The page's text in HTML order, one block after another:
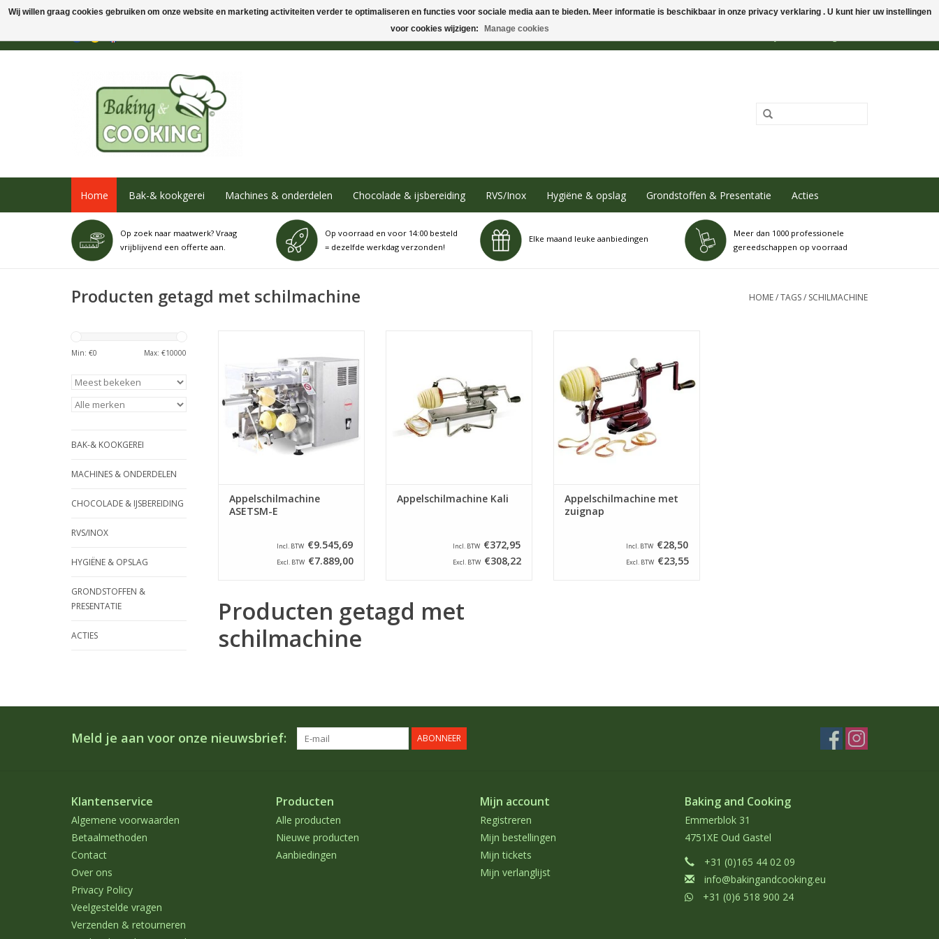
Home Bak-& kookgerei Machines & onderdelen Chocolade & ijsbereiding RVS/Inox Hygiëne & opslag Grondstoffen & Presentatie Acties
Op zoek naar maatwerk? Vraag
vrijblijvend een offerte aan.
Op voorraad en voor 14:00 besteld
= dezelfde werkdag verzonden!
Elke maand leuke aanbiedingen
Meer dan 1000 professionele
gereedschappen op voorraad
Producten getagd met schilmachine HOME/TAGS/ SCHILMACHINE
Min: €0 Max: €10000
BAK-& KOOKGEREI
MACHINES & ONDERDELEN
CHOCOLADE & IJSBEREIDING
RVS/INOX
HYGIËNE & OPSLAG
GRONDSTOFFEN &
PRESENTATIE
ACTIES
snijden van appels, tot wel 100 kg
per uur! Afhankelijk van het
gebruikte gereedschap kan men
de appels in parten, schijven of
blokjes snijden.
TOEVOEGEN AAN WINKELWAGEN
Appelschilmachine
ASETSM-E
Incl. BTW €9.545,69
Excl. BTW €7.889,00
(pommes spirales)
aardappelspiralen. Voorzien van
klembevestiging.
TOEVOEGEN AAN WINKELWAGEN
Appelschilmachine Kali
Incl. BTW €372,95
Excl. BTW €308,22
gelijktijdig dan wel afzonderlijk.
TOEVOEGEN AAN WINKELWAGEN
Appelschilmachine met
zuignap
Incl. BTW €28,50
Excl. BTW €23,55
Producten getagd met
schilmachine
Meld je aan voor onze nieuwsbrief: ABONNEER
Klantenservice
Algemene voorwaarden
Betaalmethoden
Contact
Over ons
Privacy Policy
Veelgestelde vragen
Verzenden & retourneren
Producten
Alle producten
Nieuwe producten
Aanbiedingen
Mijn account
Registreren
Mijn bestellingen
Mijn tickets
Mijn verlanglijst
Baking and Cooking
Emmerblok 31
4751XE Oud Gastel
+31 (0)165 44 02 09
info@bakingandcooking.eu
+31 (0)6 518 900 24
Wij willen graag cookies gebruiken om onze website en marketing activiteiten verder te optimaliseren en functies voor sociale media aan te bieden. Meer informatie is beschikbaar in onze privacy verklaring . U kunt hier uw instellingen
voor cookies wijzigen:
Manage cookies